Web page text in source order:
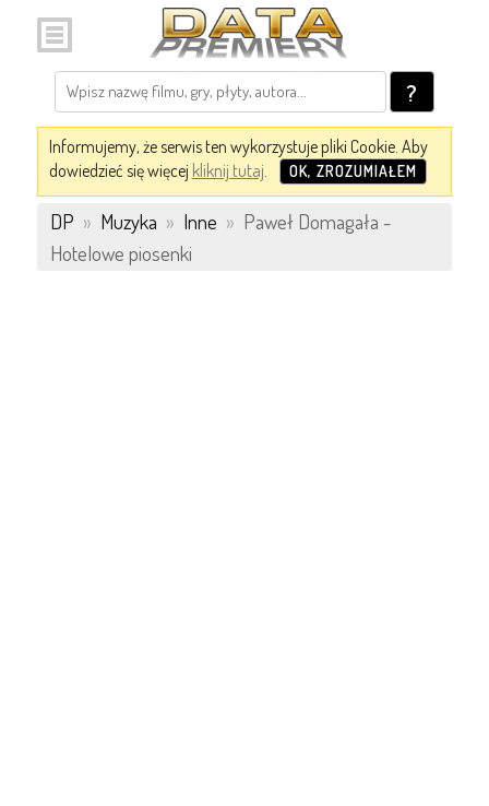
?
Informujemy, że serwis ten wykorzystuje pliki Cookie. Aby
dowiedzieć się więcej kliknij tutaj. OK, ZROZUMIAŁEM
DP » Muzyka » Inne » Paweł Domagała -
Hotelowe piosenki